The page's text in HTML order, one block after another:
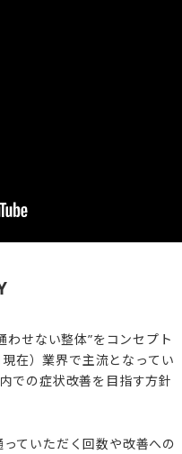
わせない整体”をコンセプト
在）業界で主流となってい
での症状改善を目指す方針
ていただく回数や改善への